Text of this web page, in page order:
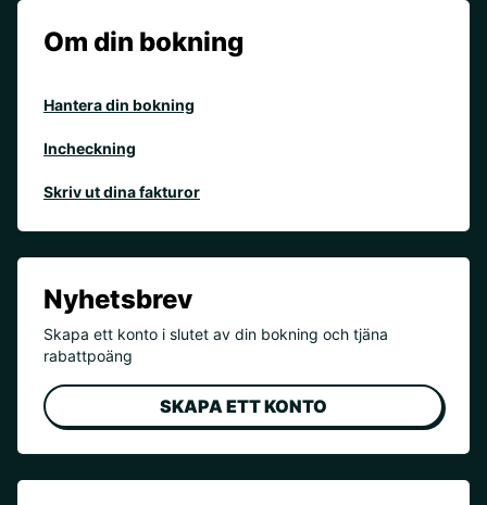
Om din bokning
Hantera din bokning
Incheckning
Skriv ut dina fakturor
Nyhetsbrev
Skapa ett konto i slutet av din bokning och tjäna
rabattpoäng
SKAPA ETT KONTO